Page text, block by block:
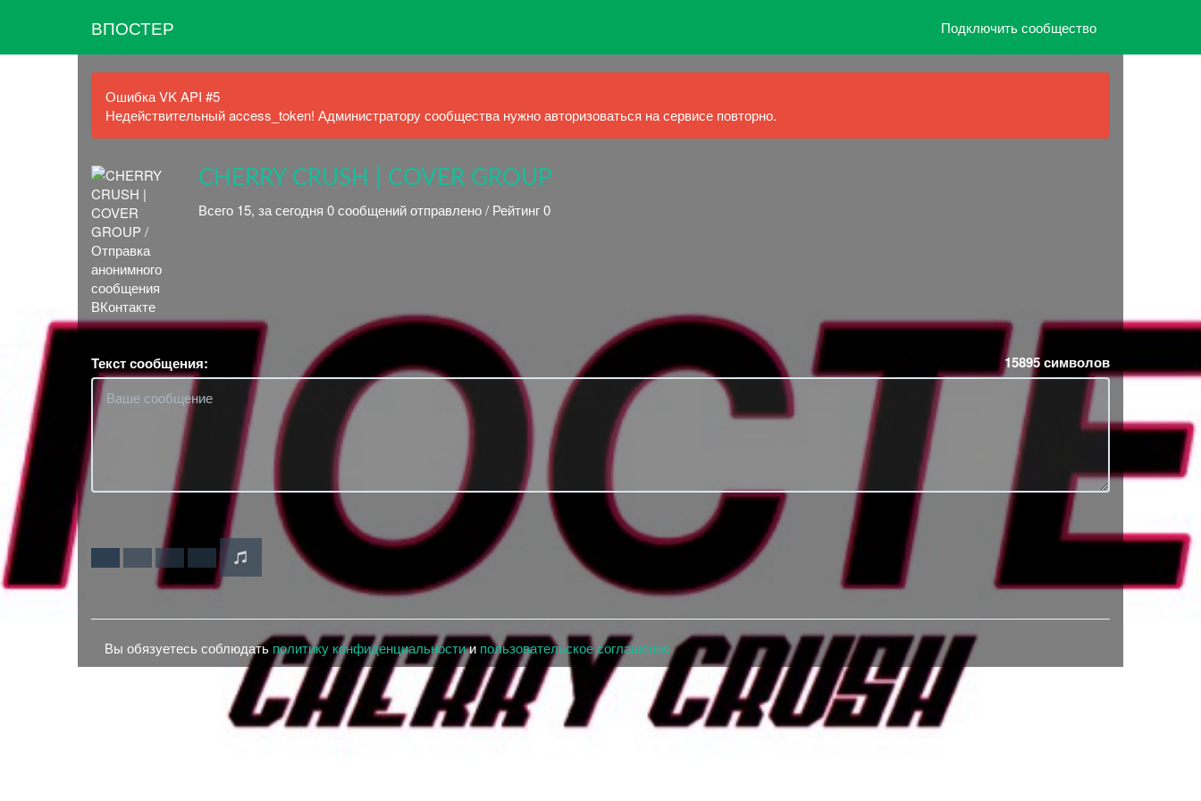
ВПОСТЕР Подключить сообщество
Ошибка VK API #5
Недействительный access_token! Администратору сообщества нужно авторизоваться на сервисе повторно.
CHERRY CRUSH | COVER GROUP
Всего 15, за сегодня 0 сообщений отправлено / Рейтинг 0
Текст сообщения: 15895символов
Вы обязуетесь соблюдать политику конфиденциальностии пользовательское соглашение